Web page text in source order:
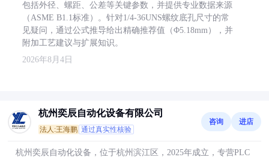
包括外径、螺距、公差等关键参数，并提供专业数据来源
（ASME B1.1标准）。针对1/4-36UNS螺纹底孔尺寸的常
见疑问，通过公式推导给出精确推荐值（Φ5.18mm），并
附加工艺建议与扩展知识。
2026年8月4日
杭州奕辰自动化设备有限公司
法人:王海鹏 通过真实性核验
咨询 进店
杭州奕辰自动化设备，位于杭州滨江区，2025年成立，专营PLC